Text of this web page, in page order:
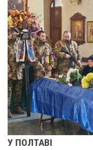
У ПОЛТАВІ